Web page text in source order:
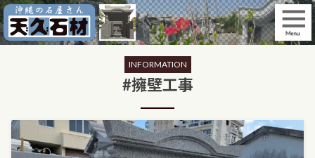
Skip
to
content
INFORMATION
#擁壁工事